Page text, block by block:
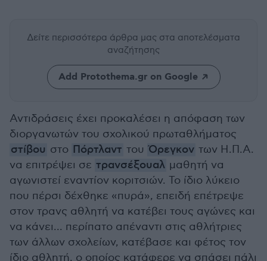
Δείτε περισσότερα άρθρα μας στα αποτελέσματα
αναζήτησης
Add Protothema.gr on Google
Αντιδράσεις έχει προκαλέσει η απόφαση των
διοργανωτών του σχολικού πρωταθλήματος
στίβου στο Πόρτλαντ του Όρεγκον των Η.Π.Α.
να επιτρέψει σε τρανσέξουαλ μαθητή να
αγωνιστεί εναντίον κοριτσιών. Το ίδιο λύκειο
που πέρσι δέχθηκε «πυρά», επειδή επέτρεψε
στον τρανς αθλητή να κατέβει τους αγώνες και
να κάνει... περίπατο απέναντι στις αθλήτριες
των άλλων σχολείων, κατέβασε και φέτος τον
ίδιο αθλητή, ο οποίος κατάφερε να σπάσει πάλι